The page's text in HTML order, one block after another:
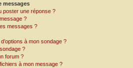
messages
poster une réponse ?
?
messages ?
à mon sondage ?
?
forum ?
à mon message ?